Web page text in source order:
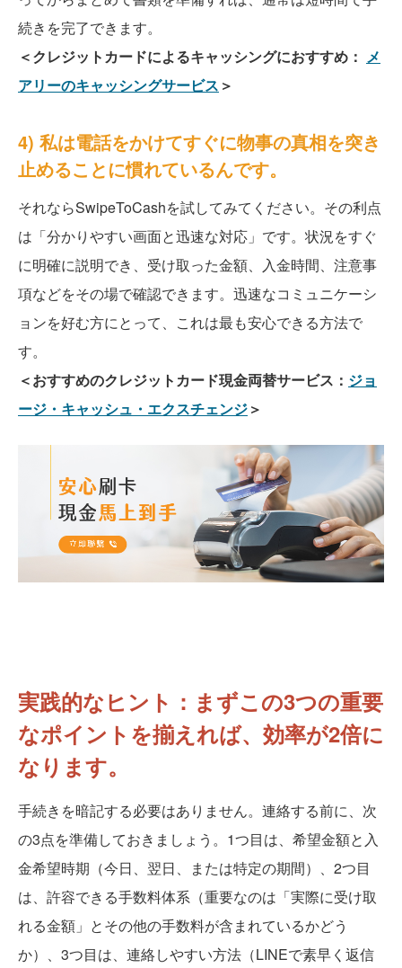
続きを完了できます。
＜クレジットカードによるキャッシングにおすすめ： メ
アリーのキャッシングサービス ＞
4) 私は電話をかけてすぐに物事の真相を突き
止めることに慣れているんです。
それならSwipeToCashを試してみてください。その利点
は「分かりやすい画面と迅速な対応」です。状況をすぐ
に明確に説明でき、受け取った金額、入金時間、注意事
項などをその場で確認できます。迅速なコミュニケーシ
ョンを好む方にとって、これは最も安心できる方法で
す。
＜おすすめのクレジットカード現金両替サービス： ジョ
ージ・キャッシュ・エクスチェンジ＞
実践的なヒント：まずこの3つの重要
なポイントを揃えれば、効率が2倍に
なります。
手続きを暗記する必要はありません。連絡する前に、次
の3点を準備しておきましょう。1つ目は、希望金額と入
金希望時期（今日、翌日、または特定の期間）、2つ目
は、許容できる手数料体系（重要なのは「実際に受け取
れる金額」とその他の手数料が含まれているかどう
か）、3つ目は、連絡しやすい方法（LINEで素早く返信